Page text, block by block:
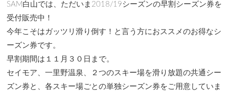
SAM白山では、ただいま2018/19シーズンの早割シーズン券を
受付販売中！
今年こそはガッツリ滑り倒す！と言う方におススメのお得なシ
ーズン券です。
早割期間は１１月３０日まで。
セイモア、一里野温泉、２つのスキー場を滑り放題の共通シー
ズン券と、各スキー場ごとの単独シーズン券をご用意していま